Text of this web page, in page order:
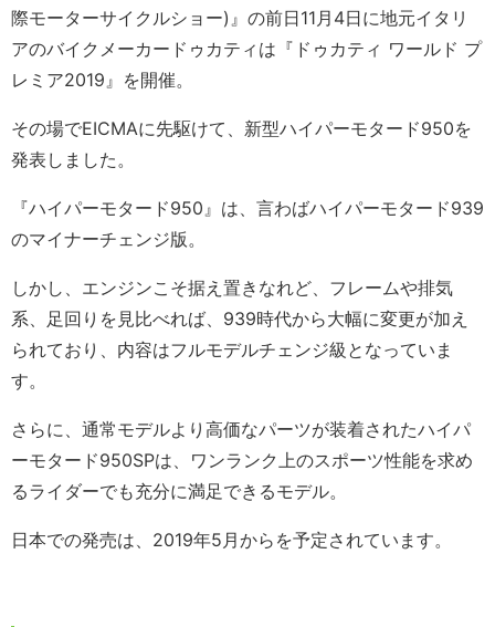
際モーターサイクルショー)』の前日11月4日に地元イタリ
アのバイクメーカードゥカティは『ドゥカティ ワールド プ
レミア2019』を開催。
その場でEICMAに先駆けて、新型ハイパーモタード950を
発表しました。
『ハイパーモタード950』は、言わばハイパーモタード939
のマイナーチェンジ版。
しかし、エンジンこそ据え置きなれど、フレームや排気
系、足回りを見比べれば、939時代から大幅に変更が加え
られており、内容はフルモデルチェンジ級となっていま
す。
さらに、通常モデルより高価なパーツが装着されたハイパ
ーモタード950SPは、ワンランク上のスポーツ性能を求め
るライダーでも充分に満足できるモデル。
日本での発売は、2019年5月からを予定されています。